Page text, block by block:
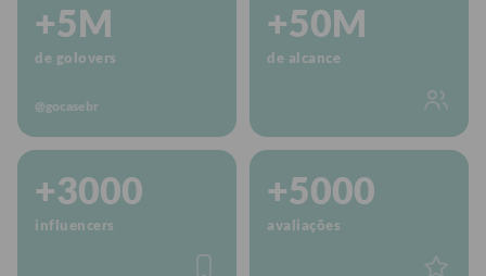
+5M
de golovers
@gocasebr
+50M
de alcance
+3000
influencers
+5000
avaliações